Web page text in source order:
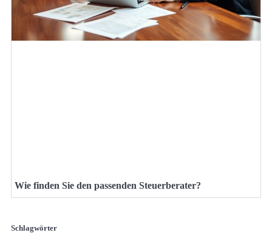
Wie finden Sie den passenden Steuerberater?
Schlagwörter